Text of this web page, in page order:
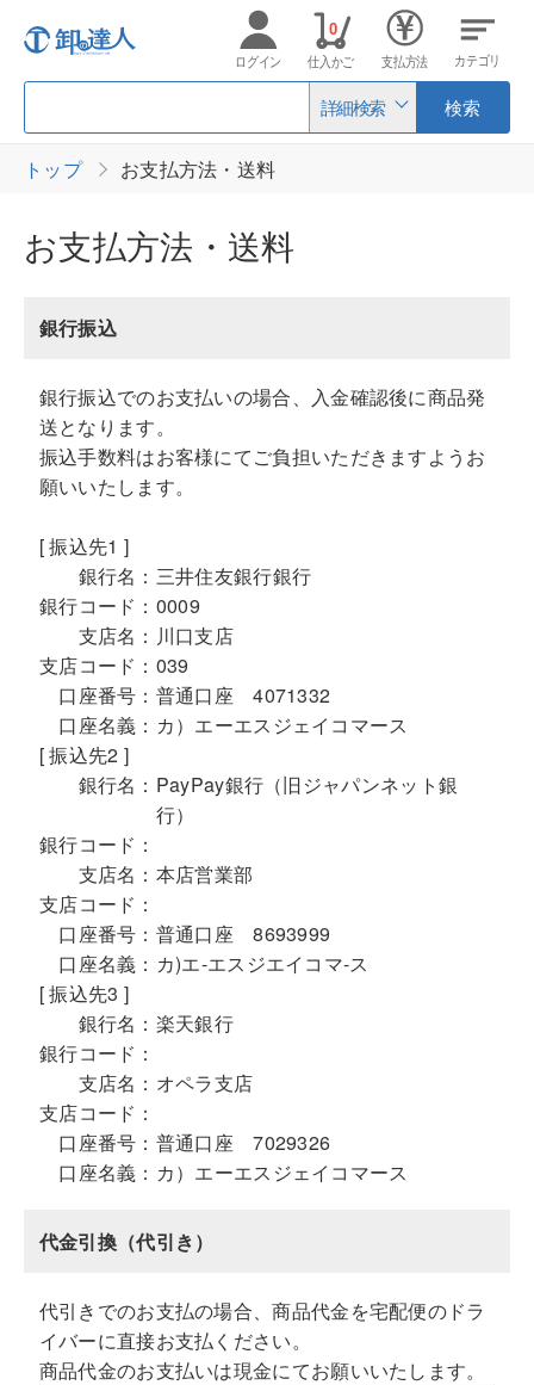
詳細検索 検索
ログイン 仕入かご
0
支払方法 カテゴリ
トップ お支払方法・送料
お支払方法・送料
銀行振込
銀行振込でのお支払いの場合、入金確認後に商品発
送となります。
振込手数料はお客様にてご負担いただきますようお
願いいたします。
[ 振込先1 ]
銀行名： 三井住友銀行銀行
銀行コード： 0009
支店名： 川口支店
支店コード： 039
口座番号： 普通口座 4071332
口座名義： カ）エーエスジェイコマース
[ 振込先2 ]
銀行名： PayPay銀行（旧ジャパンネット銀
行）
銀行コード：
支店名： 本店営業部
支店コード：
口座番号： 普通口座 8693999
口座名義： カ)エ-エスジエイコマ-ス
[ 振込先3 ]
銀行名： 楽天銀行
銀行コード：
支店名： オペラ支店
支店コード：
口座番号： 普通口座 7029326
口座名義： カ）エーエスジェイコマース
代金引換（代引き）
代引きでのお支払の場合、商品代金を宅配便のドラ
イバーに直接お支払ください。
商品代金のお支払いは現金にてお願いいたします。